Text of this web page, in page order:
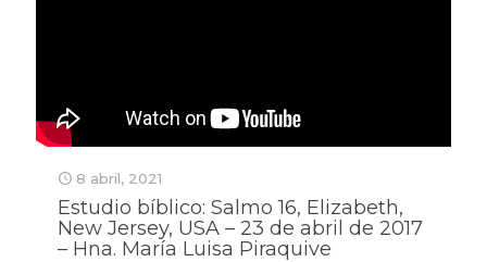
8 abril, 2021
Estudio bíblico: Salmo 16, Elizabeth,
New Jersey, USA – 23 de abril de 2017
– Hna. María Luisa Piraquive